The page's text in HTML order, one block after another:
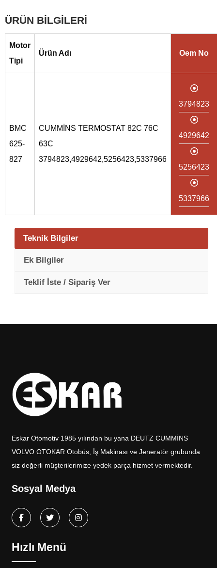
ÜRÜN BİLGİLERİ
Motor
Tipi
Ürün Adı Oem No
BMC
625-
827
CUMMİNS TERMOSTAT 82C 76C
63C
3794823,4929642,5256423,5337966
3794823
4929642
5256423
5337966
Teknik Bilgiler
Ek Bilgiler
Teklif İste / Sipariş Ver
Eskar Otomotiv 1985 yılından bu yana DEUTZ CUMMİNS
VOLVO OTOKAR Otobüs, İş Makinası ve Jeneratör grubunda
siz değerli müşterilerimize yedek parça hizmet vermektedir.
Sosyal Medya
Hızlı Menü